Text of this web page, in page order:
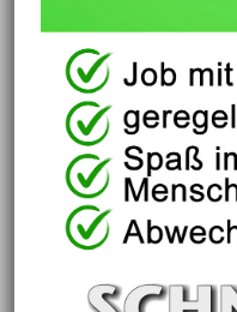
Optiker/in gesucht